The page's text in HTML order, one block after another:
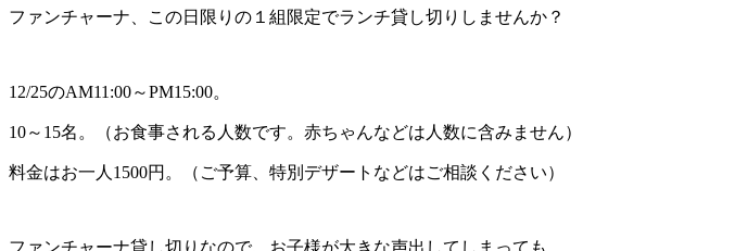
ファンチャーナ、この日限りの１組限定でランチ貸し切りしませんか？
12/25のAM11:00～PM15:00。
10～15名。（お食事される人数です。赤ちゃんなどは人数に含みません）
料金はお一人1500円。（ご予算、特別デザートなどはご相談ください）